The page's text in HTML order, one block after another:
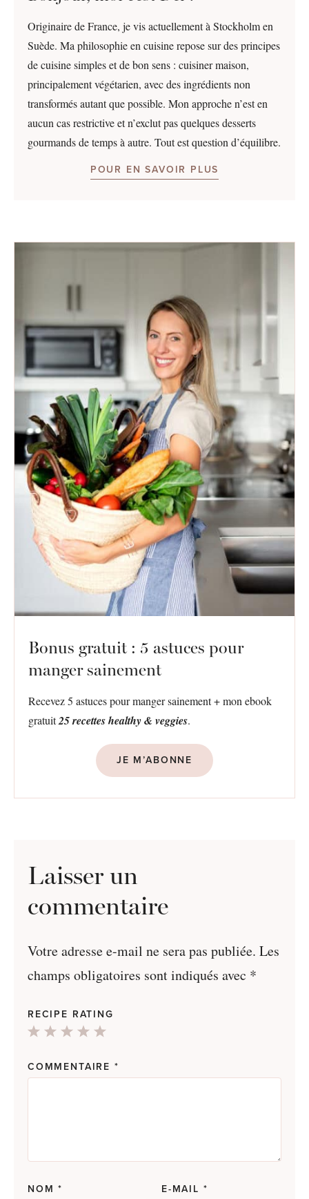
Originaire de France, je vis actuellement à Stockholm en
Suède. Ma philosophie en cuisine repose sur des principes
de cuisine simples et de bon sens : cuisiner maison,
principalement végétarien, avec des ingrédients non
transformés autant que possible. Mon approche n’est en
aucun cas restrictive et n’exclut pas quelques desserts
gourmands de temps à autre. Tout est question d’équilibre.
POUR EN SAVOIR PLUS
Bonus gratuit : 5 astuces pour
manger sainement
Recevez 5 astuces pour manger sainement + mon ebook
gratuit25 recettes healthy & veggies.
JE M’ABONNE
Laisser un
commentaire
Votre adresse e-mail ne sera pas publiée. Les
champs obligatoires sont indiqués avec *
RECIPE RATING
4
3
2
1
COMMENTAIRE *
NOM* E-MAIL *